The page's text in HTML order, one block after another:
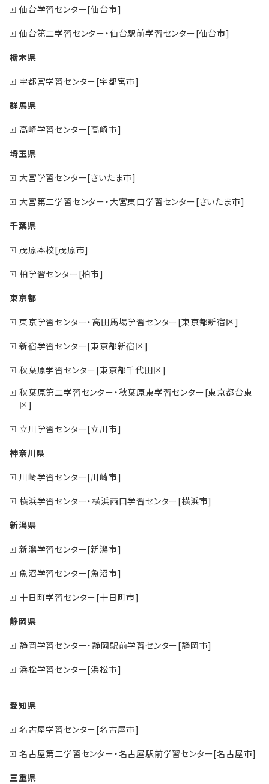
仙台学習センター[仙台市]
仙台第二学習センター・仙台駅前学習センター[仙台市]
栃木県
宇都宮学習センター[宇都宮市]
群馬県
高崎学習センター[高崎市]
埼玉県
大宮学習センター[さいたま市]
大宮第二学習センター・大宮東口学習センター[さいたま市]
千葉県
茂原本校[茂原市]
柏学習センター[柏市]
東京都
東京学習センター・高田馬場学習センター[東京都新宿区]
新宿学習センター[東京都新宿区]
秋葉原学習センター[東京都千代田区]
秋葉原第二学習センター・秋葉原東学習センター[東京都台東
区]
立川学習センター[立川市]
神奈川県
川崎学習センター[川崎市]
横浜学習センター・横浜西口学習センター[横浜市]
新潟県
新潟学習センター[新潟市]
魚沼学習センター[魚沼市]
十日町学習センター[十日町市]
静岡県
静岡学習センター・静岡駅前学習センター[静岡市]
浜松学習センター[浜松市]
愛知県
名古屋学習センター[名古屋市]
名古屋第二学習センター・名古屋駅前学習センター[名古屋市]
三重県